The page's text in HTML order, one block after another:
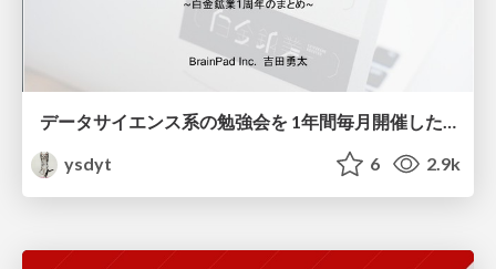
データサイエンス系の勉強会を 1年間毎月開催したら何が起こるか？ / What happens if you continue the DS meetup
ysdyt
6 2.9k